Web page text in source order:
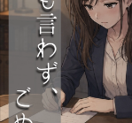
男の本音 男ウケ